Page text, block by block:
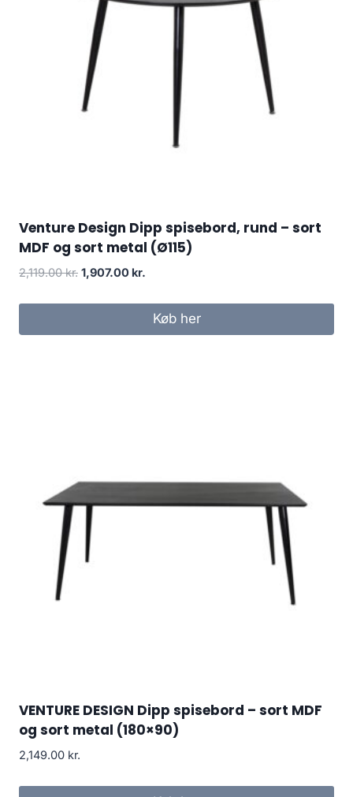
Venture Design Dipp spisebord, rund – sort
MDF og sort metal (Ø115)
2,119.00kr. 1,907.00 kr.
Køb her
VENTURE DESIGN Dipp spisebord – sort MDF
og sort metal (180×90)
2,149.00 kr.